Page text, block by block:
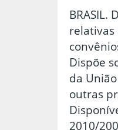
BRASIL.
relativas
Dispõe
da
outras
2010/